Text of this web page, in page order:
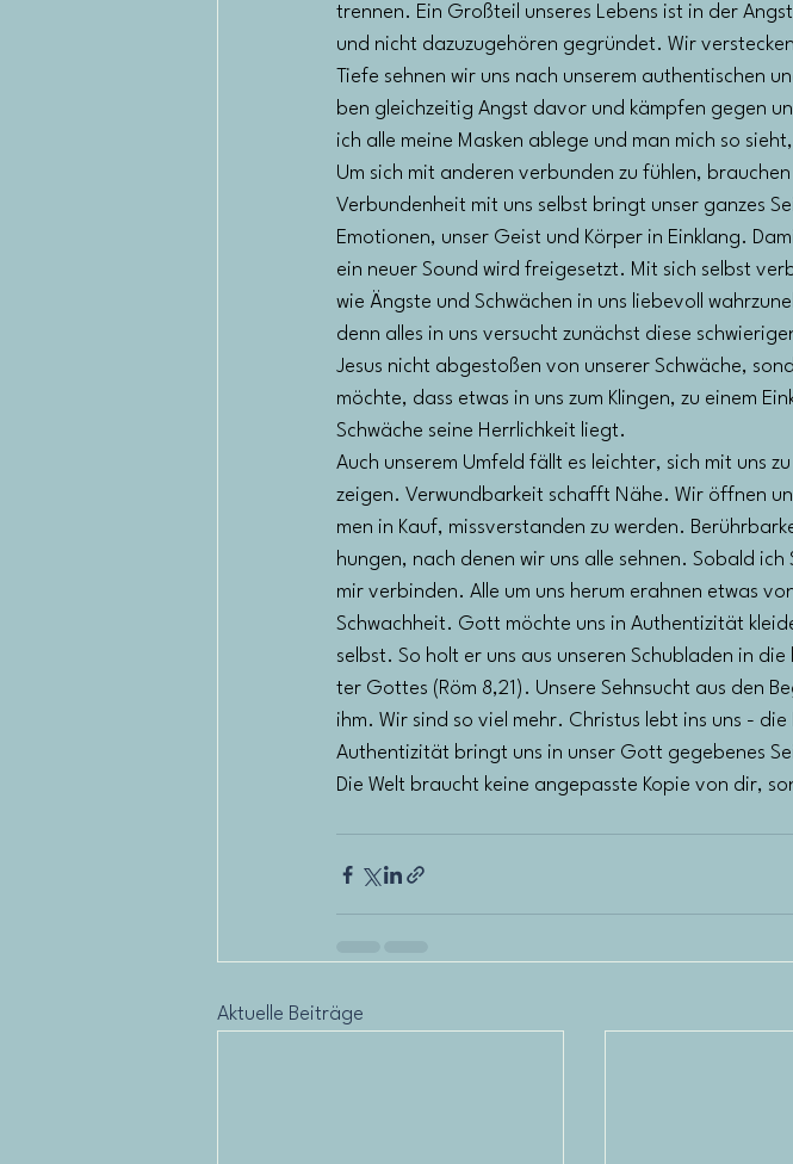
trennen. Ein Großteil unseres Lebens ist in der
und nicht dazuzugehören gegründet. Wir
Tiefe sehnen wir uns nach unserem authentischen
ben gleichzeitig Angst davor und kämpfen gegen
ich alle meine Masken ablege und man mich so
Um sich mit anderen verbunden zu fühlen,
Verbundenheit mit uns selbst bringt unser ganzes
Emotionen, unser Geist und Körper in Einklang.
ein neuer Sound wird freigesetzt. Mit sich selbst
wie Ängste und Schwächen in uns liebevoll
denn alles in uns versucht zunächst diese
Jesus nicht abgestoßen von unserer Schwäche,
möchte, dass etwas in uns zum Klingen, zu einem
Schwäche seine Herrlichkeit liegt.
Auch unserem Umfeld fällt es leichter, sich mit uns
zeigen. Verwundbarkeit schafft Nähe. Wir öffnen
men in Kauf, missverstanden zu werden.
hungen, nach denen wir uns alle sehnen. Sobald
mir verbinden. Alle um uns herum erahnen etwas
Schwachheit. Gott möchte uns in Authentizität
selbst. So holt er uns aus unseren Schubladen in
ter Gottes (Röm 8,21). Unsere Sehnsucht aus den
ihm. Wir sind so viel mehr. Christus lebt ins uns -
Authentizität bringt uns in unser Gott gegebenes
Die Welt braucht keine angepasste Kopie von dir,
Aktuelle Beiträge